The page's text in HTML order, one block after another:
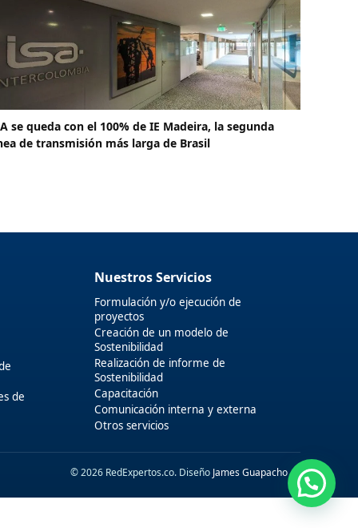
se queda con el 100% de IE Madeira, la segunda
de transmisión más larga de Brasil
de
Nuestros Servicios
Formulación y/o ejecución de
proyectos
Creación de un modelo de
Sostenibilidad
Realización de informe de
Sostenibilidad
Capacitación
Comunicación interna y externa
Otros servicios
© 2026 RedExpertos.co. Diseño James Guapacho